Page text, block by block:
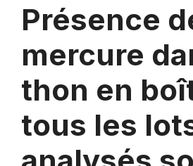
Présence
mercure
thon en
tous les